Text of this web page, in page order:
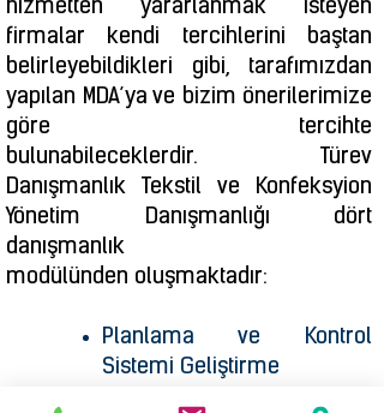
hizmetten yararlanmak isteyen
firmalar kendi tercihlerini baştan
belirleyebildikleri gibi, tarafımızdan
yapılan MDA’ya ve bizim önerilerimize
göre tercihte
bulunabileceklerdir. Türev
Danışmanlık Tekstil ve Konfeksyion
Yönetim Danışmanlığı dört
danışmanlık
modülünden oluşmaktadır:
Planlama ve Kontrol
Sistemi Geliştirme